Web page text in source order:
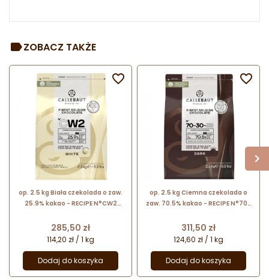
ZOBACZ TAKŻE
op. 2.5 kg Biała czekolada o zaw.
25.9% kakao - RECIPE N°CW2
U71
Cena
285,50 zł
114,20 zł / 1 kg
Dodaj do koszyka

op. 2.5 kg Ciemna czekolada o
zaw. 70.5% kakao - RECIPE N°70-
38-E4-U71
Cena
311,50 zł
124,60 zł / 1 kg
Dodaj do koszyka
